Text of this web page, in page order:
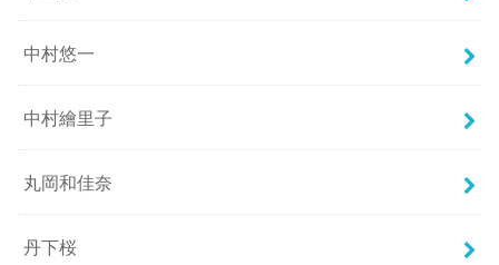
中村悠一
中村繪里子
丸岡和佳奈
丹下桜